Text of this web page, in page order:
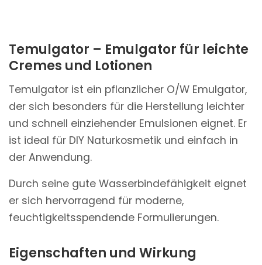
Temulgator – Emulgator für leichte
Cremes und Lotionen
Temulgator ist ein pflanzlicher O/W Emulgator,
der sich besonders für die Herstellung leichter
und schnell einziehender Emulsionen eignet. Er
ist ideal für DIY Naturkosmetik und einfach in
der Anwendung.
Durch seine gute Wasserbindefähigkeit eignet
er sich hervorragend für moderne,
feuchtigkeitsspendende Formulierungen.
Eigenschaften und Wirkung